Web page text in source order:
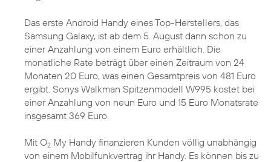
Das erste Android Handy eines Top-Herstellers, das
Samsung Galaxy, ist ab dem 5. August dann schon zu
einer Anzahlung von einem Euro erhältlich. Die
monatliche Rate beträgt über einen Zeitraum von 24
Monaten 20 Euro, was einen Gesamtpreis von 481 Euro
ergibt. Sonys Walkman Spitzenmodell W995 kostet bei
einer Anzahlung von neun Euro und 15 Euro Monatsrate
insgesamt 369 Euro.
Mit O2 My Handy finanzieren Kunden völlig unabhängig
von einem Mobilfunkvertrag ihr Handy. Es können bis zu